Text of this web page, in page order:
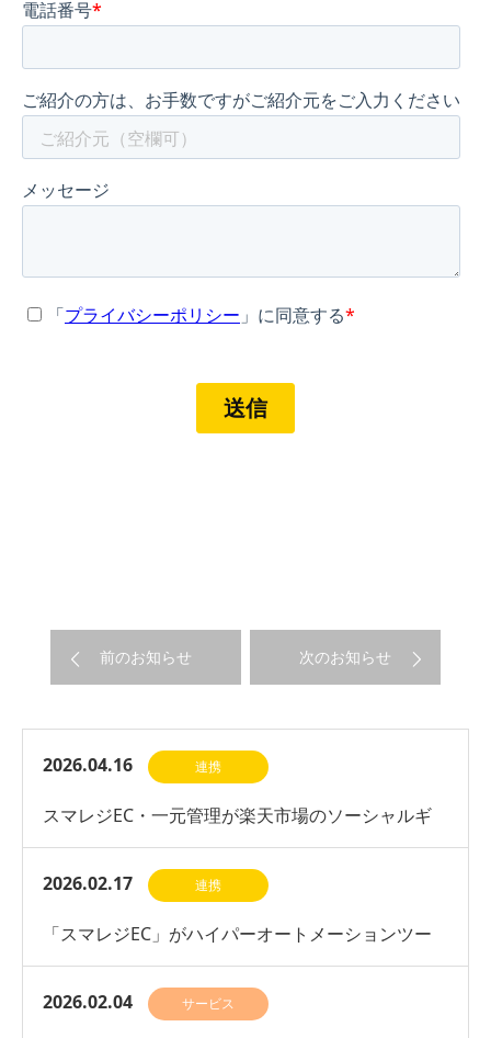
前のお知らせ 次のお知らせ
2026.04.16 連携
スマレジEC・一元管理が楽天市場のソーシャルギ
フト機能に対応開始
2026.02.17 連携
「スマレジEC」がハイパーオートメーションツー
ル「Yoom」とのAPI連携開始
2026.02.04 サービス